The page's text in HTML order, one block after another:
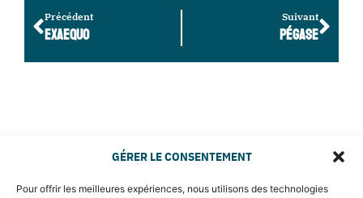
GÉRER LE CONSENTEMENT
Pour offrir les meilleures expériences, nous utilisons des technologies
Précédent
EXAEQUO
Suivant
PÉGASE